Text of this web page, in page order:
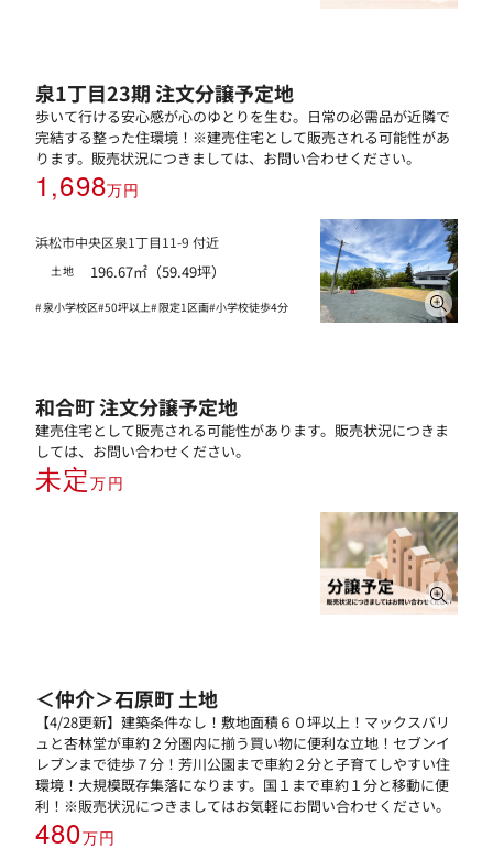
泉1丁目23期 注文分譲予定地
歩いて行ける安心感が心のゆとりを生む。日常の必需品が近隣で
完結する整った住環境！※建売住宅として販売される可能性があ
ります。販売状況につきましては、お問い合わせください。
1,698万円
浜松市中央区泉1丁目11-9 付近
土地 196.67㎡（59.49坪）
泉小学校区 50坪以上 限定1区画 小学校徒歩4分
和合町 注文分譲予定地
建売住宅として販売される可能性があります。販売状況につきま
しては、お問い合わせください。
未定万円
＜仲介＞石原町 土地
【4/28更新】建築条件なし！敷地面積６０坪以上！マックスバリ
ュと杏林堂が車約２分圏内に揃う買い物に便利な立地！セブンイ
レブンまで徒歩７分！芳川公園まで車約２分と子育てしやすい住
環境！大規模既存集落になります。国１まで車約１分と移動に便
利！※販売状況につきましてはお気軽にお問い合わせください。
480万円